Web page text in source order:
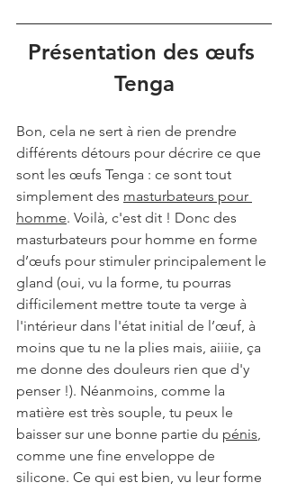
Présentation des œufs
Tenga
Bon, cela ne sert à rien de prendre
différents détours pour décrire ce que
sont les œufs Tenga : ce sont tout
simplement des masturbateurs pour
homme. Voilà, c'est dit ! Donc des
masturbateurs pour homme en forme
d’œufs pour stimuler principalement le
gland (oui, vu la forme, tu pourras
difficilement mettre toute ta verge à
l'intérieur dans l'état initial de l’œuf, à
moins que tu ne la plies mais, aiiiie, ça
me donne des douleurs rien que d'y
penser !). Néanmoins, comme la
matière est très souple, tu peux le
baisser sur une bonne partie du pénis
comme une fine enveloppe de
silicone. Ce qui est bien, vu leur forme